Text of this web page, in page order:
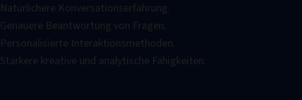
Natürlichere Konversationserfahrung.
Genauere Beantwortung von Fragen.
Personalisierte Interaktionsmethoden.
Stärkere kreative und analytische Fähigkeiten.